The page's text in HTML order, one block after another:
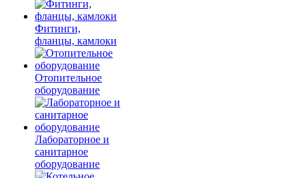
Фитинги,
фланцы, камлоки
Отопительное
оборудование
Лабораторное и
санитарное
оборудование